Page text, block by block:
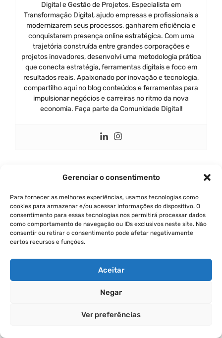
Gerenciar o consentimento
Para fornecer as melhores experiências, usamos tecnologias como
cookies para armazenar e/ou acessar informações do dispositivo. O
consentimento para essas tecnologias nos permitirá processar dados
como comportamento de navegação ou IDs exclusivos neste site. Não
consentir ou retirar o consentimento pode afetar negativamente
certos recursos e funções.
Aceitar
Negar
Ver preferências
Digital e Gestão de Projetos. Especialista em
Transformação Digital, ajudo empresas e profissionais a
modernizarem seus processos, ganharem eficiência e
conquistarem presença online estratégica. Com uma
trajetória construída entre grandes corporações e
projetos inovadores, desenvolvi uma metodologia prática
que conecta estratégia, ferramentas digitais e foco em
resultados reais. Apaixonado por inovação e tecnologia,
compartilho aqui no blog conteúdos e ferramentas para
impulsionar negócios e carreiras no ritmo da nova
economia. Faça parte da Comunidade Digital!
Categorias
Marketing Digital
profissional,inteligência artificial,liderança,
linkedin,marketing digital
Erros na Transformação Digital: Como Evitar e
IA para Alavancar Seu Negócio
Deixe Um Comentário